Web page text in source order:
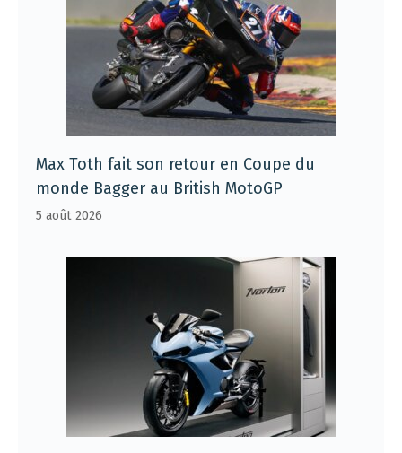
Max Toth fait son retour en Coupe du
monde Bagger au British MotoGP
5 août 2026